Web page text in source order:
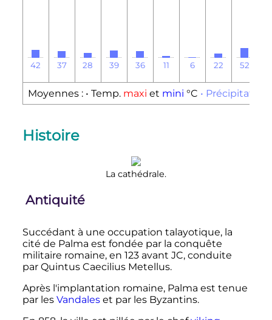
42 37 28 39 36 11 6 22 52
Moyennes : • Temp. maxi et mini °C • Précipitation
Histoire
La cathédrale.
Antiquité
Succédant à une occupation talayotique, la
cité de Palma est fondée par la conquête
militaire romaine, en 123 avant JC, conduite
par Quintus Caecilius Metellus.
Après l'implantation romaine, Palma est tenue
par les Vandaleset par les Byzantins.